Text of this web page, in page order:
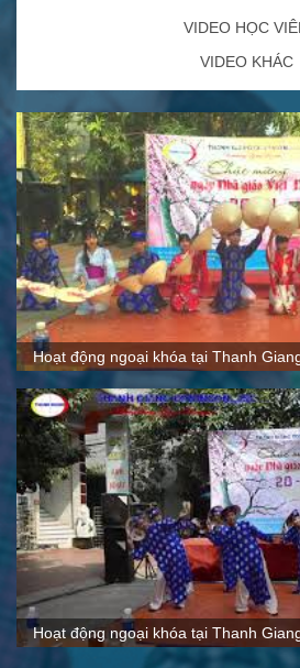
VIDEO HỌC
VIDEO KHÁC
Quy mô, cách thức hoạt động tại
VTC nói gì về Thanh Giang